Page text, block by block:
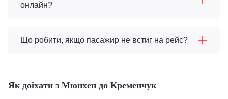
онлайн?
Що робити, якщо пасажир не встиг на рейс?
Як доїхати з Мюнхен до Кременчук